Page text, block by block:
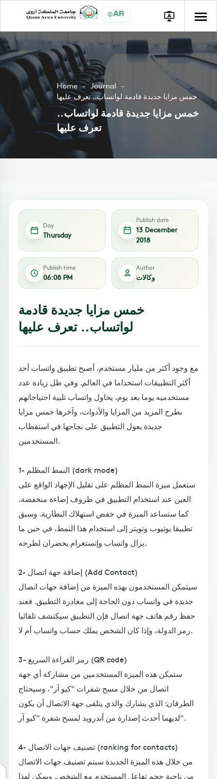
AR
Home
Journal
خمس مزايا جديدة قادمة لواتساب.. تعرف عليها
خمس مزايا جديدة قادمة لواتساب..
تعرف عليها
Day
Thursday
Publish date
13 December
2018
Publish time
06:08 PM
Author
وكالات
خمس مزايا جديدة قادمة
لواتساب.. تعرف عليها
مع وجود أكثر من مليار مستخدم، أصبح تطبيق واتساب أحد
أكثر التطبيقات استخداما في العالم. وفي ظل زيادة عدد
مستخدميه يوما بعد يوم، يحاول واتساب تلبية احتياجاتهم
بطرح المزيد من المزايا والأدوات، وآخرها خمس مزايا
جديدة يعول التطبيق على نجاحها في استقطاب
المستخدمين.
1- النمط المظلم (dark mode)
ستعمل ميزة النمط المظلم على تقليل الإجهاد الواقع على
العين عند استخدام التطبيق في ظروف إضاءة منخفضة،
كما ستساعد الميزة في خفض استهلاك البطارية. وسبق
تطبيقا يوتيوب وتويتر إلى استخدام هذا النمط، في حين ما
يزال واتساب وإنستغرام يحضران لطرحه.
2- إضافة جهة اتصال (Add Contact)
سيتمكن المستخدمون بهذه الميزة من إضافة جهات اتصال
جديدة في واتساب دون الحاجة إلى مغادرة التطبيق. فعند
حفظ رقم هاتف جهة اتصال فإن التطبيق سيكتشف تلقائيا
رمز الدولة، وإذا كان الشخص يملك حساب واتساب أم لا.
3- رمز القراءة السريع (QR code)
ستمكن هذه الميزة المستخدمين من مشاركة أي جهة
اتصال من خلال مسح شفرات "كيو آر"، وسيحتاج
الطرفان: الذي يشارك والذي يتلقى جهة الاتصال أن يكون
لديهما أحدث إصدارة من أندرويد لمسح شفرة "كيو آر".
4- تصنيف جهات الاتصال (ranking for contacts)
من خلال هذه الميزة الجديدة سيتم تصنيف جهات الاتصال
من ناحية حجم تفاعل المستخدم مع الشخص. ويمكن لهذا